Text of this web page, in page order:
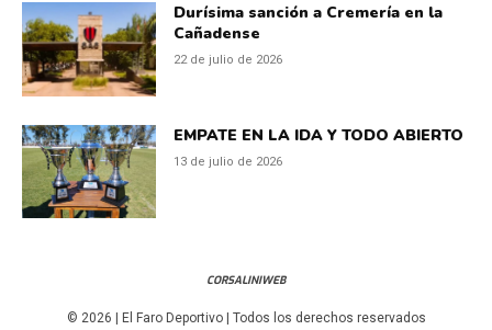
Durísima sanción a Cremería en la
Cañadense
22 de julio de 2026
EMPATE EN LA IDA Y TODO ABIERTO
13 de julio de 2026
CORSALINIWEB
© 2026 | El Faro Deportivo | Todos los derechos reservados